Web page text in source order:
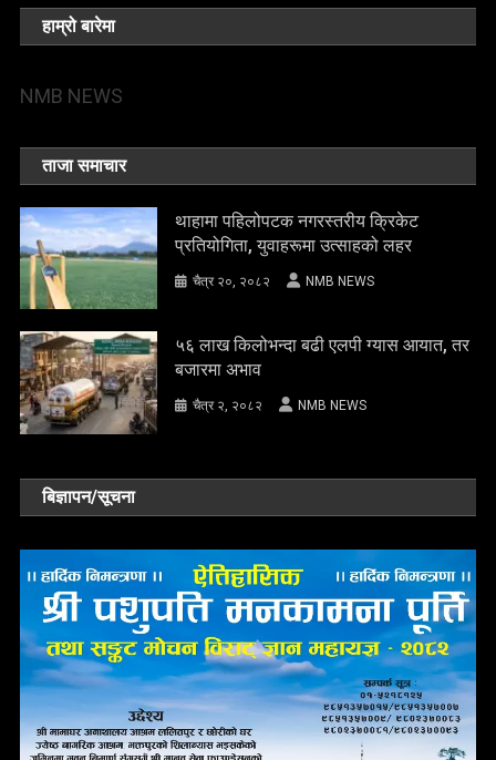
हाम्रो बारेमा
NMB NEWS
ताजा समाचार
थाहामा पहिलोपटक नगरस्तरीय क्रिकेट
प्रतियोगिता, युवाहरूमा उत्साहको लहर
चैत्र २०, २०८२ NMB NEWS
५६ लाख किलोभन्दा बढी एलपी ग्यास आयात, तर
बजारमा अभाव
चैत्र २, २०८२ NMB NEWS
बिज्ञापन/सूचना